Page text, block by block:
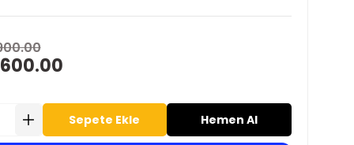
Sepete Ekle Hemen Al